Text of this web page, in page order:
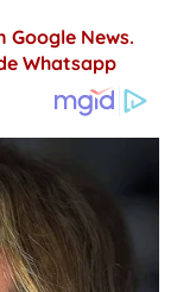
Google News.
Whatsapp